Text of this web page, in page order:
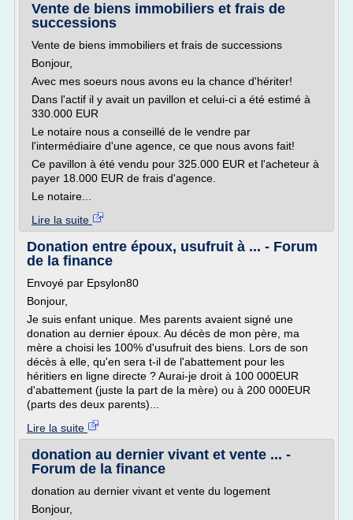
Vente de biens immobiliers et frais de
successions
Vente de biens immobiliers et frais de successions
Bonjour,
Avec mes soeurs nous avons eu la chance d'hériter!
Dans l'actif il y avait un pavillon et celui-ci a été estimé à
330.000 EUR
Le notaire nous a conseillé de le vendre par
l'intermédiaire d'une agence, ce que nous avons fait!
Ce pavillon à été vendu pour 325.000 EUR et l'acheteur à
payer 18.000 EUR de frais d'agence.
Le notaire...
Lire la suite
Donation entre époux, usufruit à ... - Forum
de la finance
Envoyé par Epsylon80
Bonjour,
Je suis enfant unique. Mes parents avaient signé une
donation au dernier époux. Au décès de mon père, ma
mère a choisi les 100% d'usufruit des biens. Lors de son
décès à elle, qu'en sera t-il de l'abattement pour les
héritiers en ligne directe ? Aurai-je droit à 100 000EUR
d'abattement (juste la part de la mère) ou à 200 000EUR
(parts des deux parents)...
Lire la suite
donation au dernier vivant et vente ... -
Forum de la finance
donation au dernier vivant et vente du logement
Bonjour,